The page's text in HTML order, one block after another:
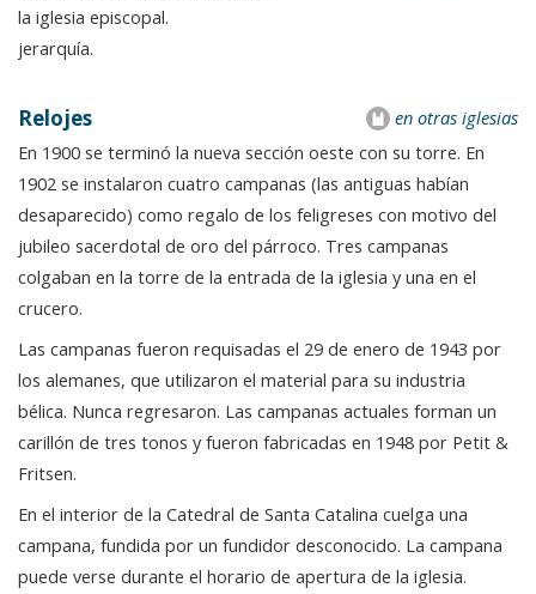
la iglesia episcopal.
jerarquía.
en otras iglesias
Relojes
En 1900 se terminó la nueva sección oeste con su torre. En
1902 se instalaron cuatro campanas (las antiguas habían
desaparecido) como regalo de los feligreses con motivo del
jubileo sacerdotal de oro del párroco. Tres campanas
colgaban en la torre de la entrada de la iglesia y una en el
crucero.
Las campanas fueron requisadas el 29 de enero de 1943 por
los alemanes, que utilizaron el material para su industria
bélica. Nunca regresaron. Las campanas actuales forman un
carillón de tres tonos y fueron fabricadas en 1948 por Petit &
Fritsen.
En el interior de la Catedral de Santa Catalina cuelga una
campana, fundida por un fundidor desconocido. La campana
puede verse durante el horario de apertura de la iglesia.